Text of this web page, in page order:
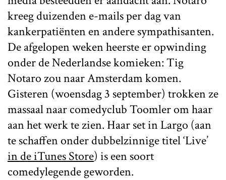
kreeg duizenden e-mails per dag van
kankerpatiënten en andere sympathisanten.
De afgelopen weken heerste er opwinding
onder de Nederlandse komieken: Tig
Notaro zou naar Amsterdam komen.
Gisteren (woensdag 3 september) trokken ze
massaal naar comedyclub Toomler om haar
aan het werk te zien. Haar set in Largo (aan
te schaffen onder dubbelzinnige titel ‘Live’
in de iTunes Store) is een soort
comedylegende geworden.